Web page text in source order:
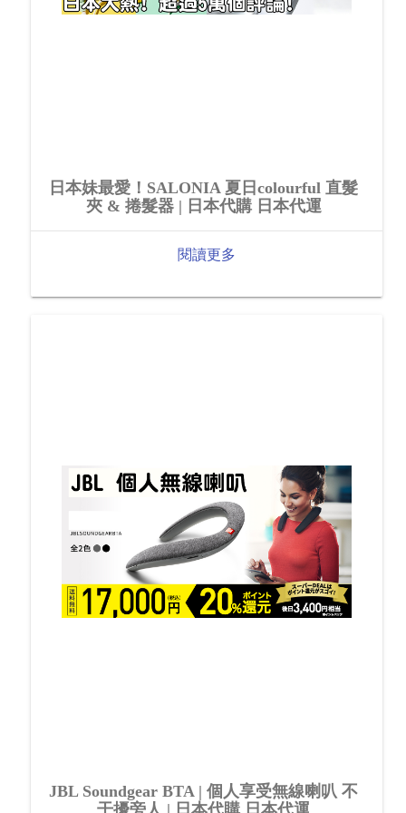
日本妹最愛！SALONIA 夏日colourful 直髮
夾 & 捲髮器 | 日本代購 日本代運
閱讀更多
JBL Soundgear BTA | 個人享受無線喇叭 不
干擾旁人 | 日本代購 日本代運